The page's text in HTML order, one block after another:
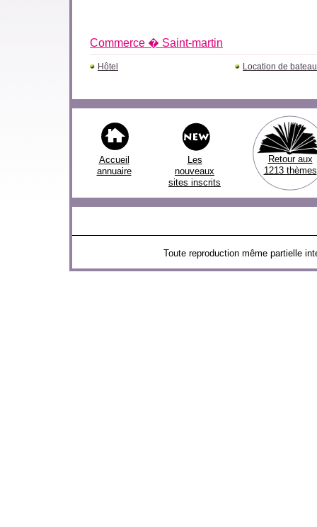
Commerce � Saint-martin
Hôtel Location de
Accueil
annuaire
Les
nouveaux
sites inscrits
Retour aux
1213 thèmes
Toute reproduction même partielle